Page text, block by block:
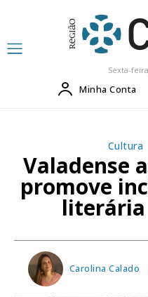
Sexta-
Minha Conta
Cultura
Valadense
promove
literária
Carolina Calado